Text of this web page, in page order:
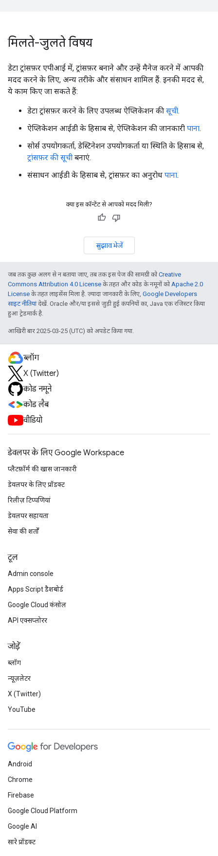
मिलते-जुलते विषय
डेटा ट्रांसफ़र एपीआई में, ट्रांसफ़र बनाने और उन्हें मैनेज करने में आपकी
मदद करने के लिए, अन्य तरीके और संसाधन शामिल हैं. इनकी मदद से,
ये काम किए जा सकते हैं:
डेटा ट्रांसफ़र करने के लिए उपलब्ध ऐप्लिकेशन कीसूची.
ऐप्लिकेशन आईडी के हिसाब से, ऐप्लिकेशन की जानकारी पाना.
सोर्स उपयोगकर्ता, डेस्टिनेशन उपयोगकर्ता या स्थिति के हिसाब से,
ट्रांसफ़र की सूची बनाएं.
संसाधन आईडी के हिसाब से, ट्रांसफ़र का अनुरोध पाना.
क्या इस कॉन्टेंट से आपको मदद मिली?
सुझाव भेजें
जब तक कुछ अलग से न बताया जाए, तब तक इस पेज की सामग्री कोCreative
Commons Attribution 4.0 License के तहत और कोड के नमूनों कोApache 2.0
License के तहत लाइसेंस मिला है. ज़्यादा जानकारी के लिए, Google Developers
साइट नीतियांदेखें. Oracle और/या इससे जुड़ी हुई कंपनियों का, Java एक रजिस्टर किया
हुआ ट्रेडमार्क है.
आखिरी बार 2025-03-25 (UTC) को अपडेट किया गया.
ब्लॉग
X (Twitter)
कोड नमूने
कोड लैब
वीडियो
डेवलपर के लिए Google Workspace
प्लैटफ़ॉर्म की खास जानकारी
डेवलपर के लिए प्रॉडक्ट
रिलीज़ टिप्पणियां
डेवलपर सहायता
सेवा की शर्तों
टूल
Admin console
Apps Script डैशबोर्ड
Google Cloud कंसोल
API एक्सप्लोरर
जोड़ें
ब्लॉग
न्यूज़लेटर
X (Twitter)
YouTube
Android
Chrome
Firebase
Google Cloud Platform
Google AI
सारे प्रॉडक्ट